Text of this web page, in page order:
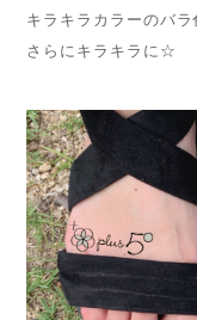
キラキラカラーのバ
さらにキラキラに☆